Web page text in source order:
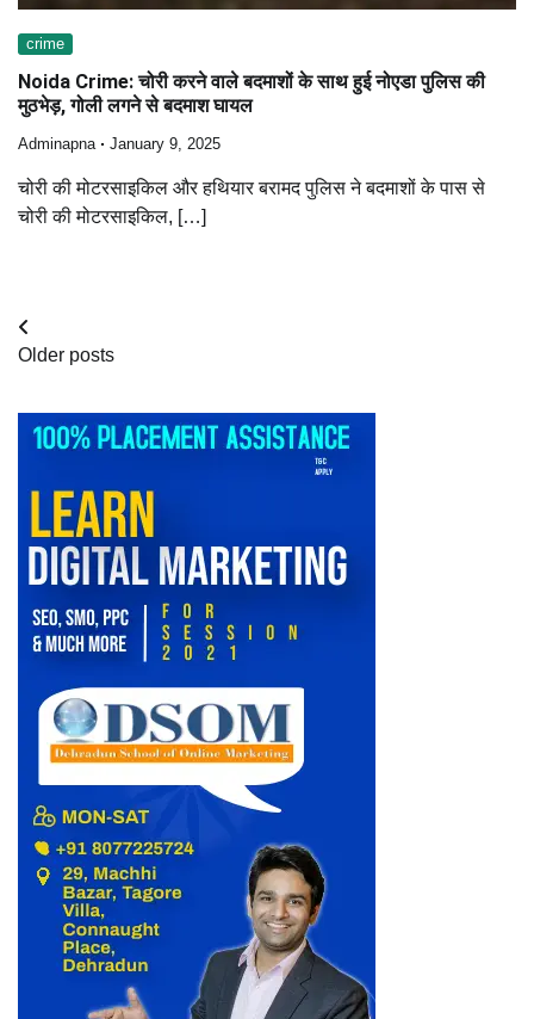
crime
Noida Crime: चोरी करने वाले बदमाशों के साथ हुई नोएडा पुलिस की
मुठभेड़, गोली लगने से बदमाश घायल
Adminapna January 9, 2025
चोरी की मोटरसाइकिल और हथियार बरामद पुलिस ने बदमाशों के पास से
चोरी की मोटरसाइकिल, […]
Posts
navigation
Older posts